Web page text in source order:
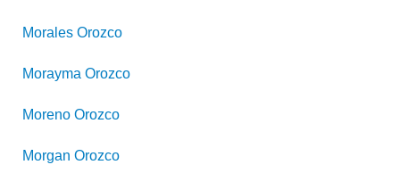
Morales Orozco
Morayma Orozco
Moreno Orozco
Morgan Orozco